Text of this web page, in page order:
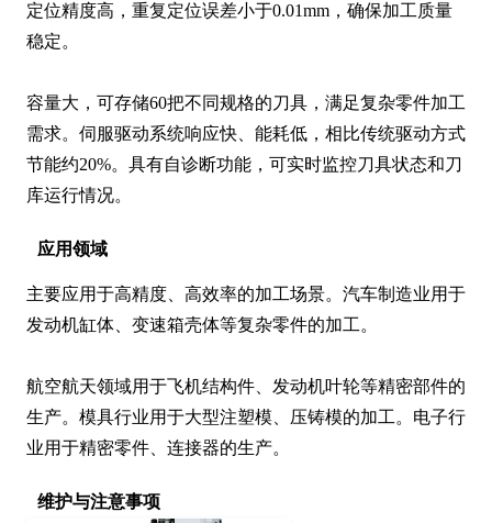
定位精度高，重复定位误差小于0.01mm，确保加工质量
稳定。
容量大，可存储60把不同规格的刀具，满足复杂零件加工
需求。伺服驱动系统响应快、能耗低，相比传统驱动方式
节能约20%。具有自诊断功能，可实时监控刀具状态和刀
库运行情况。
应用领域
主要应用于高精度、高效率的加工场景。汽车制造业用于
发动机缸体、变速箱壳体等复杂零件的加工。
航空航天领域用于飞机结构件、发动机叶轮等精密部件的
生产。模具行业用于大型注塑模、压铸模的加工。电子行
业用于精密零件、连接器的生产。
维护与注意事项